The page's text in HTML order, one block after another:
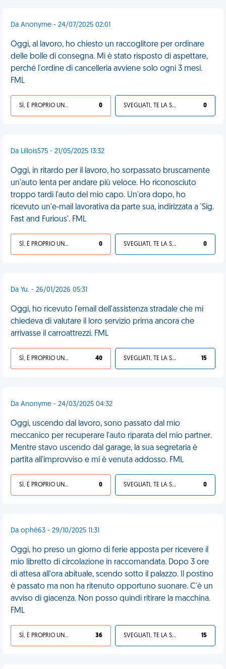
Da Anonyme - 24/07/2025 02:01
Oggi, al lavoro, ho chiesto un raccoglitore per ordinare
delle bolle di consegna. Mi è stato risposto di aspettare,
perché l'ordine di cancelleria avviene solo ogni 3 mesi.
FML
SÌ, È PROPRIO UNA VDM! 0 SVEGLIATI, TE LA SEI CERCATA! 0
Da Lillois575 - 21/05/2025 13:32
Oggi, in ritardo per il lavoro, ho sorpassato bruscamente
un'auto lenta per andare più veloce. Ho riconosciuto
troppo tardi l'auto del mio capo. Un'ora dopo, ho
ricevuto un'e-mail lavorativa da parte sua, indirizzata a 'Sig.
Fast and Furious'. FML
SÌ, È PROPRIO UNA VDM! 0 SVEGLIATI, TE LA SEI CERCATA! 0
Da Yu. - 26/01/2026 05:31
Oggi, ho ricevuto l'email dell'assistenza stradale che mi
chiedeva di valutare il loro servizio prima ancora che
arrivasse il carroattrezzi. FML
SÌ, È PROPRIO UNA VDM! 40 SVEGLIATI, TE LA SEI CERCATA! 15
Da Anonyme - 24/03/2025 04:32
Oggi, uscendo dal lavoro, sono passato dal mio
meccanico per recuperare l'auto riparata del mio partner.
Mentre stavo uscendo dal garage, la sua segretaria è
partita all'improvviso e mi è venuta addosso. FML
SÌ, È PROPRIO UNA VDM! 0 SVEGLIATI, TE LA SEI CERCATA! 0
Da ophé63 - 29/10/2025 11:31
Oggi, ho preso un giorno di ferie apposta per ricevere il
mio libretto di circolazione in raccomandata. Dopo 3 ore
di attesa all'ora abituale, scendo sotto il palazzo. Il postino
è passato ma non ha ritenuto opportuno suonare. C'è un
avviso di giacenza. Non posso quindi ritirare la macchina.
FML
SÌ, È PROPRIO UNA VDM! 36 SVEGLIATI, TE LA SEI CERCATA! 15